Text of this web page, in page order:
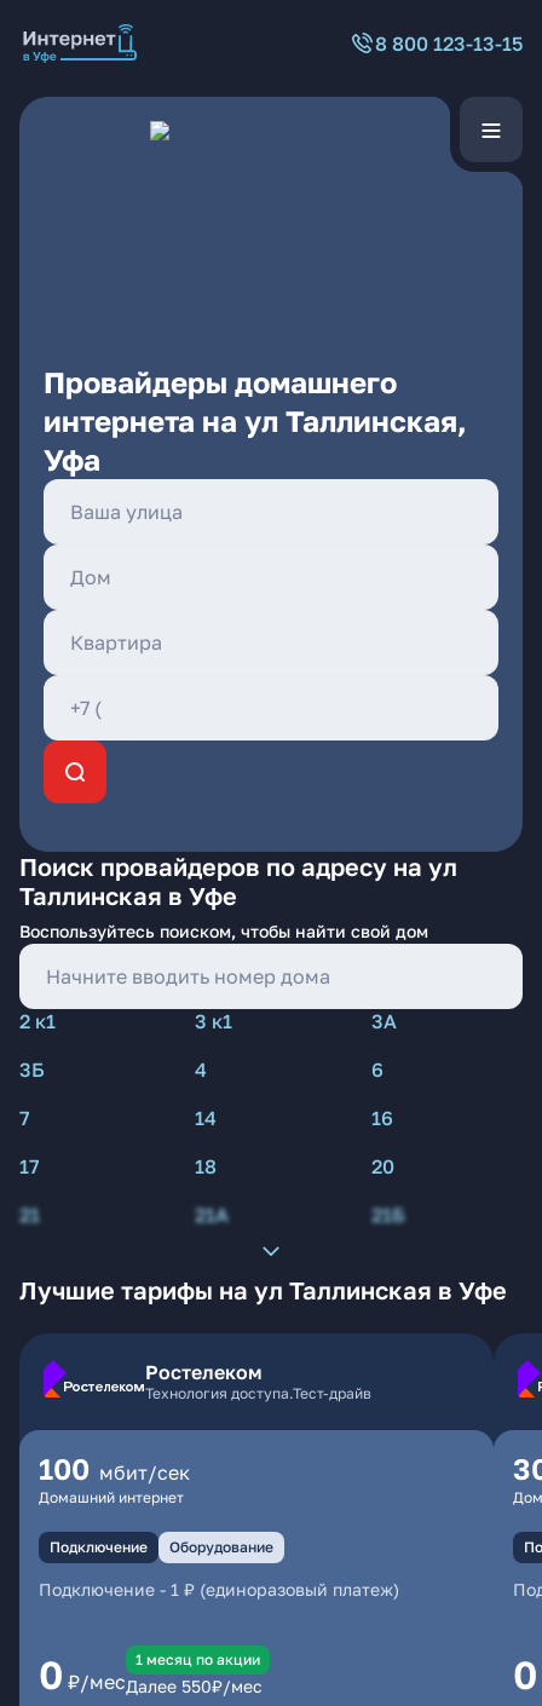
8 800 123-13-15
Провайдеры домашнего
интернета на ул Таллинская,
Уфа
Поиск провайдеров по адресу на ул
Таллинская в Уфе
Воспользуйтесь поиском, чтобы найти свой дом
2 к1 3 к1
3А
3Б
4
6
7
14
16
17
18
20
21
21А 21Б
Лучшие тарифы на ул Таллинская в Уфе
Ростелеком
Технология доступа.Тест-драйв
100 мбит/сек
Домашний интернет
Подключение Оборудование
Подключение - 1 ₽ (единоразовый платеж)
0 ₽/мес
1 месяц по акции
Далее 550₽/мес 0